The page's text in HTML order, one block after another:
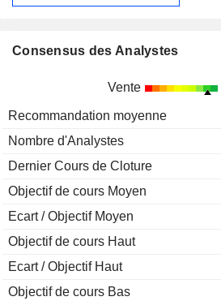
Consensus des Analystes
Vente
Recommandation moyenne
Nombre d'Analystes
Dernier Cours de Cloture
Objectif de cours Moyen
Ecart / Objectif Moyen
Objectif de cours Haut
Ecart / Objectif Haut
Objectif de cours Bas